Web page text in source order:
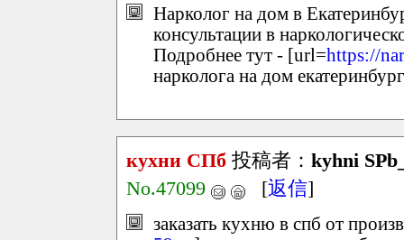
Нарколог на дом в
консультации в
Подробнее тут - [url=https://
нарколога на дом
кухни СПб 投稿者： kyhni
No.47099
[返信]
заказать кухню в спб от